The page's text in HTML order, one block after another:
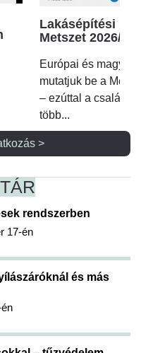
Lakásépítési
Metszet 2026/2.
Európai és magyar
mutatjuk be a
– ezúttal a családi
több...
>
rendszerben
17-én
és más